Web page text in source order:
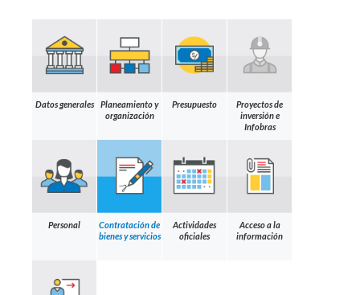
Datos generales
Planeamiento y
organización
Presupuesto
Proyectos de
inversión e
Infobras
Personal
Contratación de
bienes y servicios
Actividades
oficiales
Acceso a la
información